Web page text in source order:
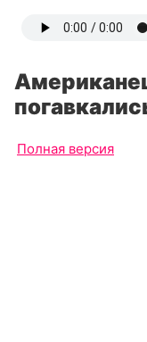
Полная версия